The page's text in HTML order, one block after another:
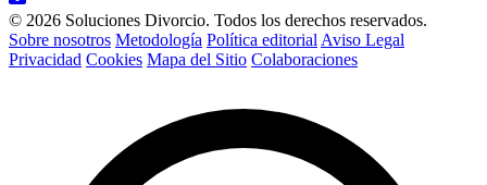
© 2026 Soluciones Divorcio. Todos los derechos reservados.
Sobre nosotros Metodología Política editorial Aviso Legal
Privacidad Cookies Mapa del Sitio Colaboraciones